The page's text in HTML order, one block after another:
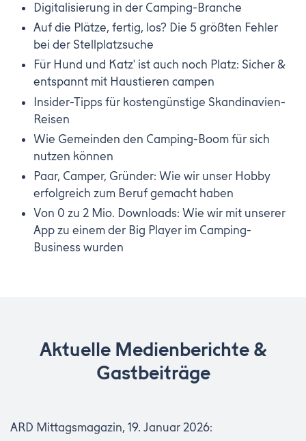
Digitalisierung in der Camping-Branche
Auf die Plätze, fertig, los? Die 5 größten Fehler
bei der Stellplatzsuche
Für Hund und Katz' ist auch noch Platz: Sicher &
entspannt mit Haustieren campen
Insider-Tipps für kostengünstige Skandinavien-
Reisen
Wie Gemeinden den Camping-Boom für sich
nutzen können
Paar, Camper, Gründer: Wie wir unser Hobby
erfolgreich zum Beruf gemacht haben
Von 0 zu 2 Mio. Downloads: Wie wir mit unserer
App zu einem der Big Player im Camping-
Business wurden
Aktuelle Medienberichte &
Gastbeiträge
ARD Mittagsmagazin, 19. Januar 2026: